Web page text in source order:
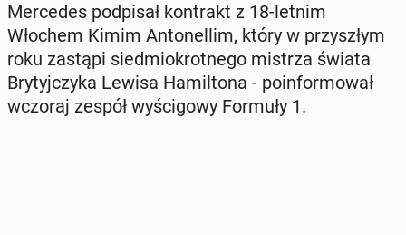
Mer­ce­des pod­pi­sał kon­trakt z 18-letnim
Włochem Kimim An­to­nel­lim, który w przy­szłym
roku zastąpi sied­mio­krot­ne­go mistrza świata
Bry­tyj­czy­ka Lewisa Ha­mil­to­na - po­in­for­mo­wał
wczoraj zespół wy­ści­go­wy Formuły 1.